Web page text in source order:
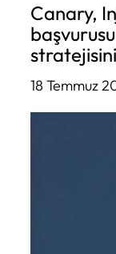
Canary,
18 Temmuz